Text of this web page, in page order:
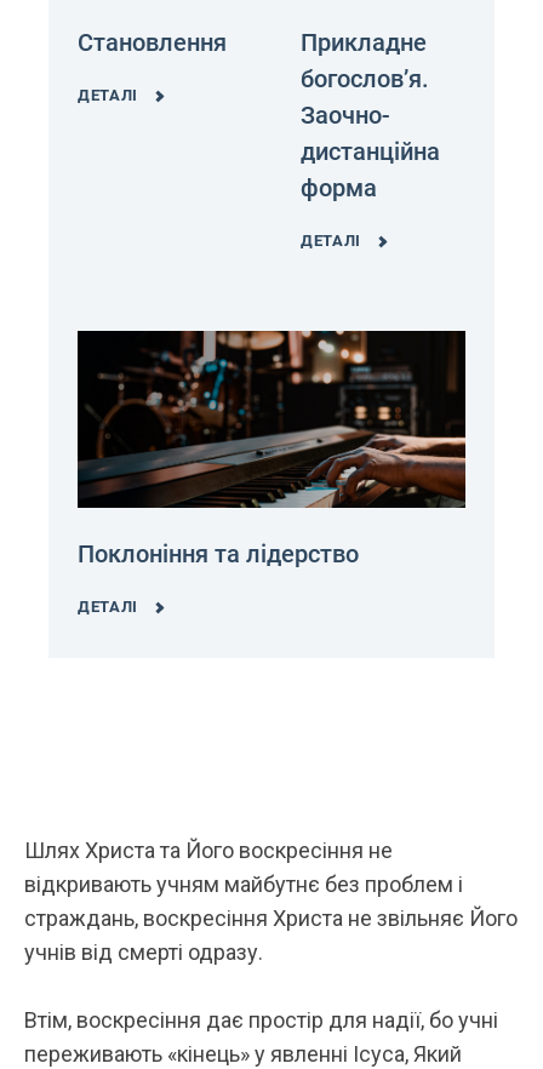
Становлення
ДЕТАЛІ
Прикладне
богослов’я.
Заочно-
дистанційна
форма
ДЕТАЛІ
Поклоніння та лідерство
ДЕТАЛІ
Шлях Христа та Його воскресіння не
відкривають учням майбутнє без проблем і
страждань, воскресіння Христа не звільняє Його
учнів від смерті одразу.
Втім, воскресіння дає простір для надії, бо учні
переживають «кінець» у явленні Ісуса, Який